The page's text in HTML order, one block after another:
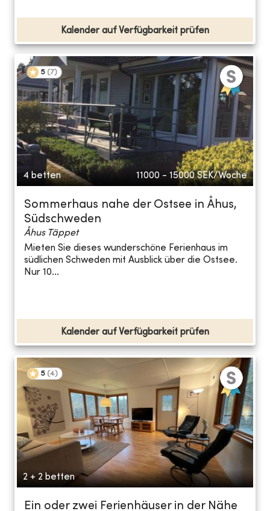
Kalender auf Verfügbarkeit prüfen
5 (7)
4 betten 11000 - 15000 SEK/Woche
Sommerhaus nahe der Ostsee in Åhus,
Südschweden
Åhus Täppet
Mieten Sie dieses wunderschöne Ferienhaus im
südlichen Schweden mit Ausblick über die Ostsee.
Nur 10...
Kalender auf Verfügbarkeit prüfen
5 (4)
2 + 2 betten
Ein oder zwei Ferienhäuser in der Nähe